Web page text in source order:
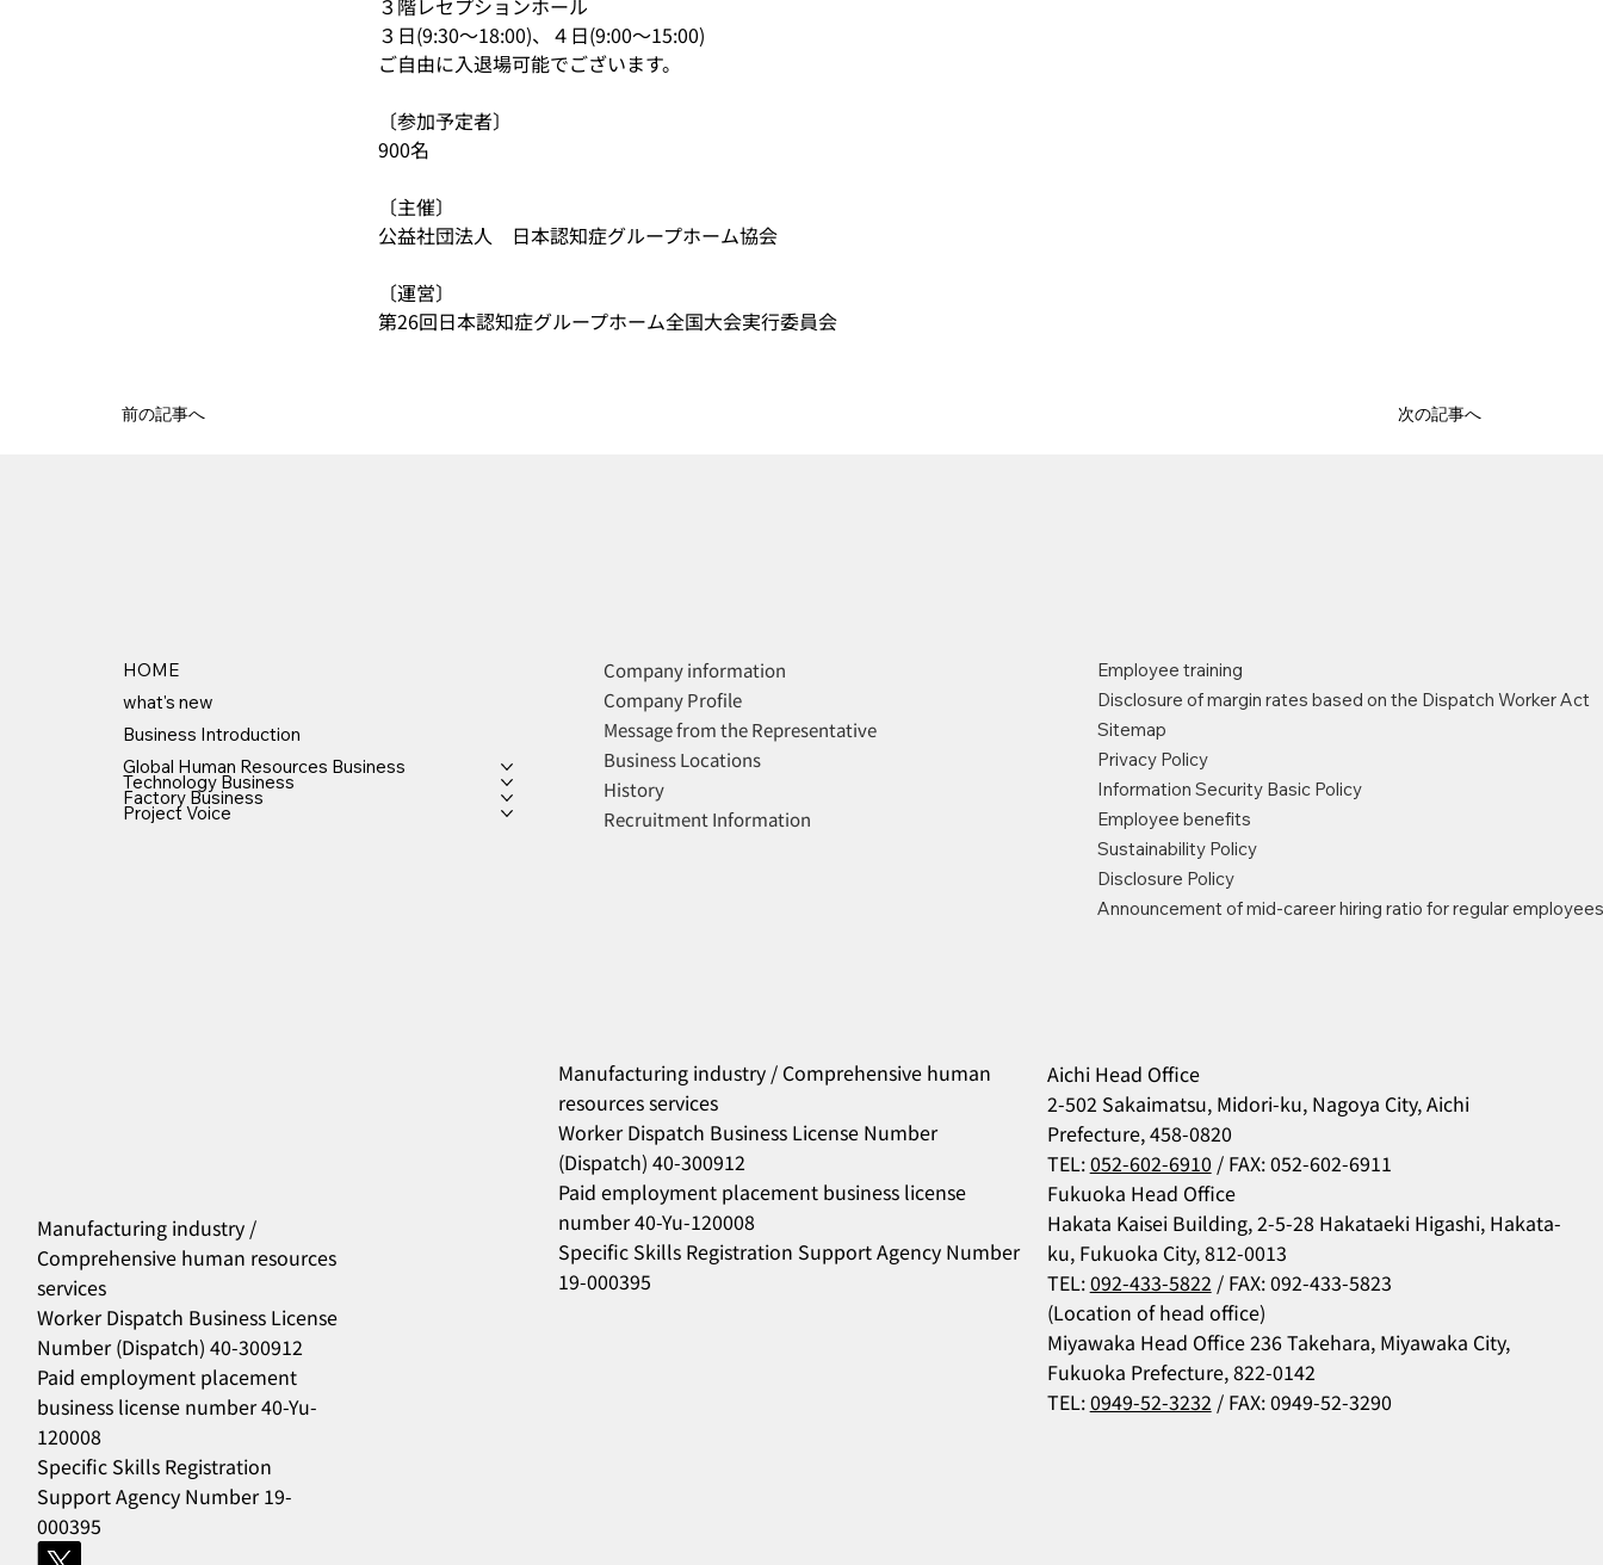
前の記事へ 次の記事へ
３階レセプションホール
３日(9:30～18:00)、４日(9:00～15:00)
ご自由に入退場可能でございます。
〔参加予定者〕
900名
〔主催〕
公益社団法人　日本認知症グループホーム協会
〔運営〕
第26回日本認知症グループホーム全国大会実行委員会
HOME
what's new
Business Introduction
Global Human Resources Business
Technology Business
Factory Business
Project Voice
Company information
Company Profile
Message from the Representative
Business Locations
History
Recruitment Information
Employee training
Disclosure of margin rates based on the Dispatch Worker Act
Sitemap
Privacy Policy
Information Security Basic Policy
Employee benefits
Sustainability Policy
Disclosure Policy
Announcement of mid-career hiring ratio for regular
556
Manufacturing industry /
Comprehensive human resources
services
Worker Dispatch Business License
Number (Dispatch) 40-300912
Paid employment placement
business license number 40-Yu-
120008
Specific Skills Registration
Support Agency Number 19-
000395
Manufacturing industry / Comprehensive human
resources services
Worker Dispatch Business License Number
(Dispatch) 40-300912
Paid employment placement business license
number 40-Yu-120008
Specific Skills Registration Support Agency Number
19-000395
Aichi Head Office
2-502 Sakaimatsu, Midori-ku, Nagoya City, Aichi
Prefecture, 458-0820
TEL:052-602-6910 / FAX: 052-602-6911
Fukuoka Head Office
Hakata Kaisei Building, 2-5-28 Hakataeki Higashi, Hakata-
ku, Fukuoka City, 812-0013
TEL:092-433-5822 / FAX: 092-433-5823
(Location of head office)
Miyawaka Head Office 236 Takehara, Miyawaka City,
Fukuoka Prefecture, 822-0142
TEL:0949-52-3232 / FAX: 0949-52-3290